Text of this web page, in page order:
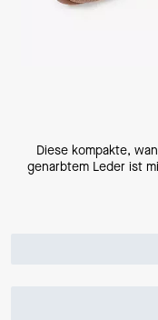
Diese kompakte,
genarbtem Leder ist